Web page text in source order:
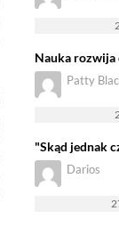
Nauka rozwija
Patty
"Skąd jednak
Darios